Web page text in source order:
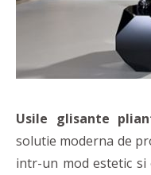
Usile glisante
solutie moderna de
intr-un mod estetic